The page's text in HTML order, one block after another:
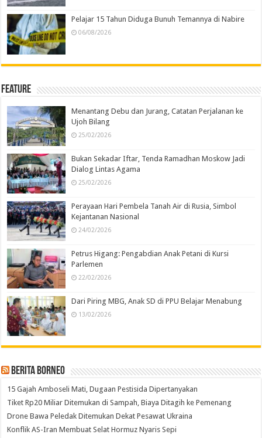
Pelajar 15 Tahun Diduga Bunuh Temannya di Nabire
06/08/2026
Feature
Menantang Debu dan Jurang, Catatan Perjalanan ke
Ujoh Bilang
25/02/2026
Bukan Sekadar Iftar, Tenda Ramadhan Moskow Jadi
Dialog Lintas Agama
25/02/2026
Perayaan Hari Pembela Tanah Air di Rusia, Simbol
Kejantanan Nasional
24/02/2026
Petrus Higang: Pengabdian Anak Petani di Kursi
Parlemen
22/02/2026
Dari Piring MBG, Anak SD di PPU Belajar Menabung
13/02/2026
Berita Borneo
15 Gajah Amboseli Mati, Dugaan Pestisida Dipertanyakan
Tiket Rp20 Miliar Ditemukan di Sampah, Biaya Ditagih ke Pemenang
Drone Bawa Peledak Ditemukan Dekat Pesawat Ukraina
Konflik AS-Iran Membuat Selat Hormuz Nyaris Sepi